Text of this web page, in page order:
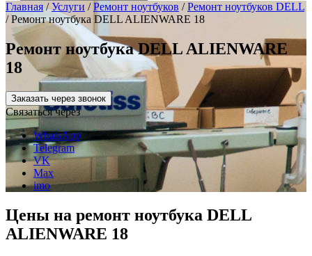
Главная/Услуги /Ремонт ноутбуков /Ремонт ноутбуков DELL
/Ремонт ноутбука DELL ALIENWARE 18
Ремонт ноутбука DELL ALIENWARE
18
Заказать через звонок
Связаться через
WhatsApp
Telegram
VK
Max
imo
Цены на ремонт ноутбука DELL
ALIENWARE 18